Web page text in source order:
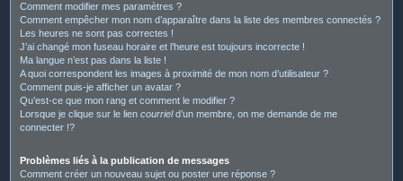
Comment modifier mes paramètres ?
Comment empêcher mon nom d’apparaître dans la liste des membres connectés ?
Les heures ne sont pas correctes !
J’ai changé mon fuseau horaire et l’heure est toujours incorrecte !
Ma langue n’est pas dans la liste !
A quoi correspondent les images à proximité de mon nom d’utilisateur ?
Comment puis-je afficher un avatar ?
Qu’est-ce que mon rang et comment le modifier ?
Lorsque je clique sur le lien courrield’un membre, on me demande de me
connecter !?
Problèmes liés à la publication de messages
Comment créer un nouveau sujet ou poster une réponse ?